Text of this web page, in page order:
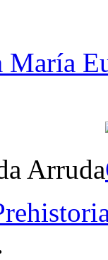
María
Arruda